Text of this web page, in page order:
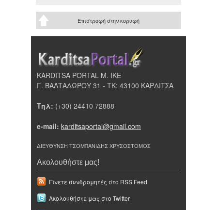
Επιστροφή στην κορυφή
KARDITSA PORTAL Μ. ΙΚΕ
Γ. ΒΑΛΤΑΔΩΡΟΥ 31 - ΤΚ: 43100 ΚΑΡΔΙΤΣΑ
Τηλ: (+30) 24410 72888
e-mail: karditsaportal@gmail.com
ΔΙΕΥΘΥΝΣΗ ΤΣΟΜΠΑΝΙΔΗΣ ΧΡΥΣΟΣΤΟΜΟΣ
Ακολουθήστε μας!
Γίνετε συνδρομητές στο RSS Feed
Ακολουθήστε μας στο Twitter